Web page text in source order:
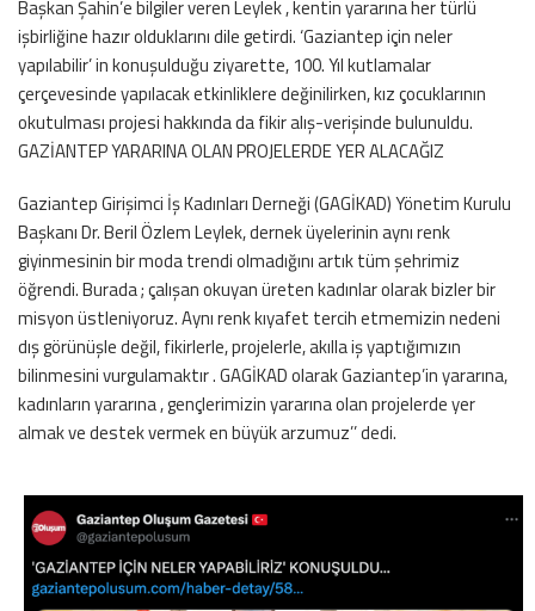
Başkan Şahin’e bilgiler veren Leylek , kentin yararına her türlü
işbirliğine hazır olduklarını dile getirdi. ‘Gaziantep için neler
yapılabilir’ in konuşulduğu ziyarette, 100. Yıl kutlamalar
çerçevesinde yapılacak etkinliklere değinilirken, kız çocuklarının
okutulması projesi hakkında da fikir alış-verişinde bulunuldu.
GAZİANTEP YARARINA OLAN PROJELERDE YER ALACAĞIZ
Gaziantep Girişimci İş Kadınları Derneği (GAGİKAD) Yönetim Kurulu
Başkanı Dr. Beril Özlem Leylek, dernek üyelerinin aynı renk
giyinmesinin bir moda trendi olmadığını artık tüm şehrimiz
öğrendi. Burada ; çalışan okuyan üreten kadınlar olarak bizler bir
misyon üstleniyoruz. Aynı renk kıyafet tercih etmemizin nedeni
dış görünüşle değil, fikirlerle, projelerle, akılla iş yaptığımızın
bilinmesini vurgulamaktır . GAGİKAD olarak Gaziantep’in yararına,
kadınların yararına , gençlerimizin yararına olan projelerde yer
almak ve destek vermek en büyük arzumuz’’ dedi.